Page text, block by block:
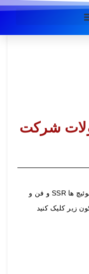
شرکت
جهت دریافت لیست قیمت میکروسوئیچ ها SSR و فن و
زیر کلیک کنید